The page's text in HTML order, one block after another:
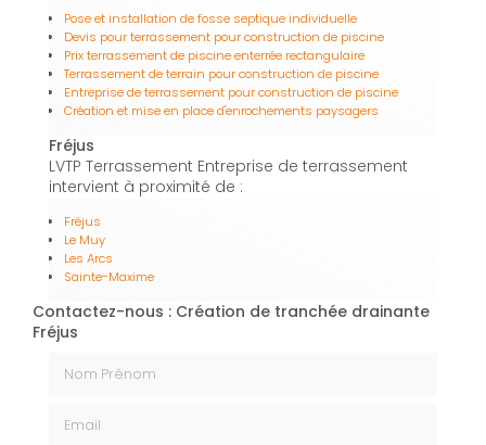
Pose et installation de fosse septique individuelle
Devis pour terrassement pour construction de piscine
Prix terrassement de piscine enterrée rectangulaire
Terrassement de terrain pour construction de piscine
Entreprise de terrassement pour construction de piscine
Création et mise en place d'enrochements paysagers
Fréjus
LVTP Terrassement Entreprise de terrassement
intervient à proximité de :
Fréjus
Le Muy
Les Arcs
Sainte-Maxime
Contactez-nous : Création de tranchée drainante
Fréjus